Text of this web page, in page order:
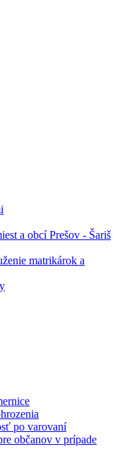
a obcí Prešov - Šariš
matrikárok a
po varovaní
občanov v prípade